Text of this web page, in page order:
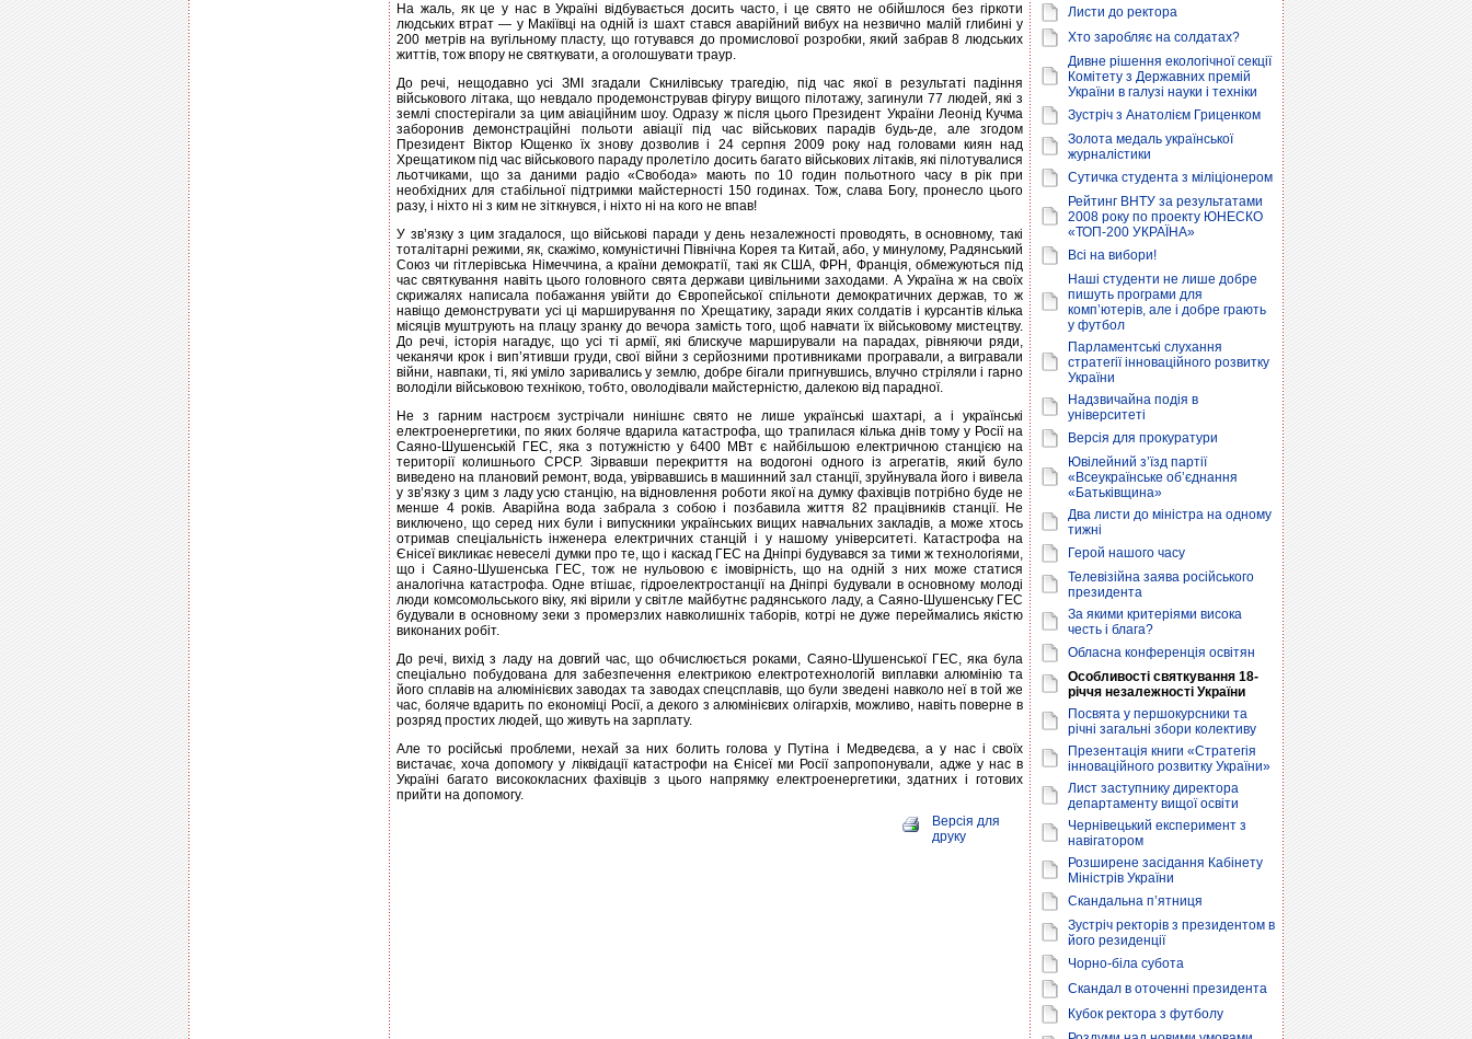
На жаль, як це у нас в Україні відбувається досить часто, і це свято не обійшлося без гіркоти
людських втрат — у Макіївці на одній із шахт стався аварійний вибух на незвично малій глибині у
200 метрів на вугільному пласту, що готувався до промислової розробки, який забрав 8 людських
життів, тож впору не святкувати, а оголошувати траур.
До речі, нещодавно усі ЗМІ згадали Скнилівську трагедію, під час якої в результаті падіння
військового літака, що невдало продемонстрував фігуру вищого пілотажу, загинули 77 людей, які з
землі спостерігали за цим авіаційним шоу. Одразу ж після цього Президент України Леонід Кучма
заборонив демонстраційні польоти авіації під час військових парадів будь-де, але згодом
Президент Віктор Ющенко їх знову дозволив і 24 серпня 2009 року над головами киян над
Хрещатиком під час військового параду пролетіло досить багато військових літаків, які пілотувалися
льотчиками, що за даними радіо «Свобода» мають по 10 годин польотного часу в рік при
необхідних для стабільної підтримки майстерності 150 годинах. Тож, слава Богу, пронесло цього
разу, і ніхто ні з ким не зіткнувся, і ніхто ні на кого не впав!
У зв’язку з цим згадалося, що військові паради у день незалежності проводять, в основному, такі
тоталітарні режими, як, скажімо, комуністичні Північна Корея та Китай, або, у минулому, Радянський
Союз чи гітлерівська Німеччина, а країни демократії, такі як США, ФРН, Франція, обмежуються під
час святкування навіть цього головного свята держави цивільними заходами. А Україна ж на своїх
скрижалях написала побажання увійти до Європейської спільноти демократичних держав, то ж
навiщо демонструвати усі ці марширування по Хрещатику, заради яких солдатів і курсантів кілька
місяців муштрують на плацу зранку до вечора замість того, щоб навчати їх військовому мистецтву.
До речі, історія нагадує, що усі ті армії, які блискуче марширували на парадах, рівняючи ряди,
чеканячи крок і вип’ятивши груди, свої війни з серйозними противниками програвали, а вигравали
війни, навпаки, ті, які уміло заривались у землю, добре бігали пригнувшись, влучно стріляли і гарно
володіли військовою технікою, тобто, оволодівали майстерністю, далекою від парадної.
Не з гарним настроєм зустрічали нинішнє свято не лише українські шахтарі, а і українські
електроенергетики, по яких боляче вдарила катастрофа, що трапилася кілька днів тому у Росії на
Саяно-Шушенській ГЕС, яка з потужністю у 6400 МВт є найбільшою електричною станцією на
території колишнього СРСР. Зірвавши перекриття на водогоні одного із агрегатів, який було
виведено на плановий ремонт, вода, увірвавшись в машинний зал станції, зруйнувала його і вивела
у зв’язку з цим з ладу усю станцію, на відновлення роботи якої на думку фахівців потрібно буде не
менше 4 років. Аварійна вода забрала з собою і позбавила життя 82 працівників станції. Не
виключено, що серед них були і випускники українських вищих навчальних закладів, а може хтось
отримав спецiальність інженера електричних станцій і у нашому університеті. Катастрофа на
Єнісеї викликає невеселі думки про те, що і каскад ГЕС на Дніпрі будувався за тими ж технологіями,
що і Саяно-Шушенська ГЕС, тож не нульовою є імовірність, що на одній з них може статися
аналогічна катастрофа. Одне втішає, гідроелектростанції на Дніпрі будували в основному молоді
люди комсомольського віку, які вірили у світле майбутнє радянського ладу, а Саяно-Шушенську ГЕС
будували в основному зеки з промерзлих навколишніх таборів, котрі не дуже переймались якістю
виконаних робіт.
До речі, вихід з ладу на довгий час, що обчислюється роками, Саяно-Шушенської ГЕС, яка була
спеціально побудована для забезпечення електрикою електротехнологій виплавки алюмінію та
його сплавів на алюмінієвих заводах та заводах спецсплавів, що були зведені навколо неї в той же
час, боляче вдарить по економіці Росії, а декого з алюмінієвих олігархів, можливо, навіть поверне в
розряд простих людей, що живуть на зарплату.
Але то російські проблеми, нехай за них болить голова у Путіна і Медведєва, а у нас і своїх
вистачає, хоча допомогу у ліквідації катастрофи на Єнісеї ми Росії запропонували, адже у нас в
Україні багато висококласних фахівців з цього напрямку електроенергетики, здатних і готових
прийти на допомогу.
Версія для
друку
Листи до ректора
Хто заробляє на солдатах?
Дивне рішення екологічної секції
Комітету з Державних премій
України в галузі науки і техніки
Зустріч з Анатолієм Гриценком
Золота медаль української
журналістики
Сутичка студента з міліціонером
Рейтинг ВНТУ за результатами
2008 року по проекту ЮНЕСКО
«ТОП-200 УКРАЇНА»
Всі на вибори!
Наші студенти не лише добре
пишуть програми для
комп’ютерів, але і добре грають
у футбол
Парламентські слухання
стратегії інноваційного розвитку
України
Надзвичайна подія в
університеті
Версія для прокуратури
Ювілейний з’їзд партії
«Всеукраїнське об’єднання
«Батьківщина»
Два листи до міністра на одному
тижні
Герой нашого часу
Телевізійна заява російського
президента
За якими критеріями висока
честь і блага?
Обласна конференція освітян
Особливості святкування 18-
річчя незалежності України
Посвята у першокурсники та
річні загальні збори колективу
Презентація книги «Стратегія
інноваційного розвитку України»
Лист заступнику директора
департаменту вищої освіти
Чернівецький експеримент з
навігатором
Розширене засідання Кабінету
Міністрів України
Скандальна п’ятниця
Зустріч ректорів з президентом в
його резиденції
Чорно-біла субота
Скандал в оточенні президента
Кубок ректора з футболу